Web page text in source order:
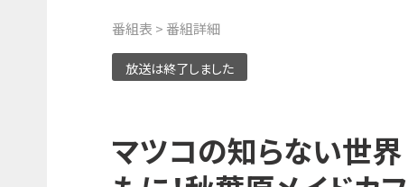
番組表 > 番組詳細
放送は終了しました
マツコの知らない世